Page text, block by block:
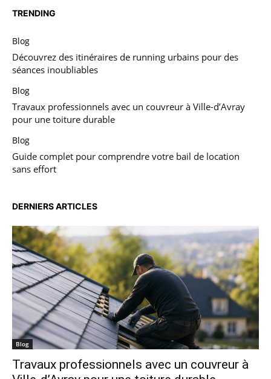
TRENDING
Blog
Découvrez des itinéraires de running urbains pour des
séances inoubliables
Blog
Travaux professionnels avec un couvreur à Ville-d’Avray
pour une toiture durable
Blog
Guide complet pour comprendre votre bail de location
sans effort
DERNIERS ARTICLES
Blog
Travaux professionnels avec un couvreur à